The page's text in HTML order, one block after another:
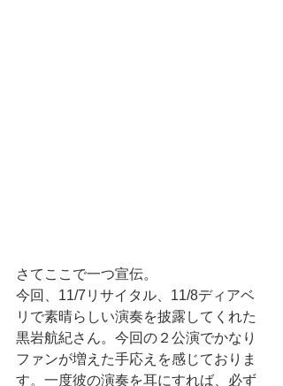
さてここで一つ宣伝。
今回、11/7リサイタル、11/8ディアベ
リで素晴らしい演奏を披露してくれた
黒岩航紀さん。今回の２公演でかなり
ファンが増えた手応えを感じておりま
す。一度彼の演奏を耳にすれば、必ず